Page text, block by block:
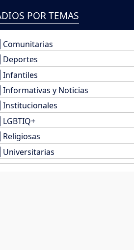
POR TEMAS
Comunitarias
Deportes
Infantiles
Informativas y Noticias
Institucionales
LGBTIQ+
Religiosas
Universitarias